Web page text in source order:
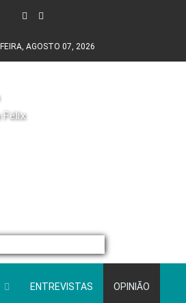
AGOSTO 07, 2026
Félix
ENTREVISTAS OPINIÃO